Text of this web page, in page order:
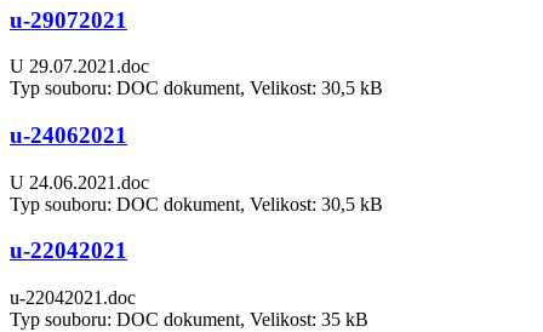
u-29072021
U 29.07.2021.doc
Typ souboru: DOC dokument, Velikost: 30,5 kB
u-24062021
U 24.06.2021.doc
Typ souboru: DOC dokument, Velikost: 30,5 kB
u-22042021
u-22042021.doc
Typ souboru: DOC dokument, Velikost: 35 kB